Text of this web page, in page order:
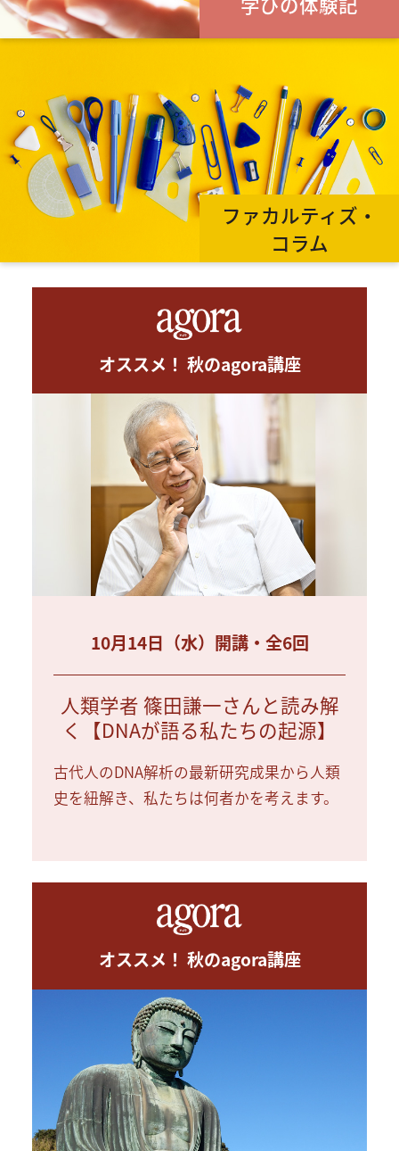
ファカルティズ・
コラム
オススメ！ 秋のagora講座
10月14日（水）開講・全6回
人類学者 篠田謙一さんと読み解
く【DNAが語る私たちの起源】
古代人のDNA解析の最新研究成果から人類
史を紐解き、私たちは何者かを考えます。
オススメ！ 秋のagora講座